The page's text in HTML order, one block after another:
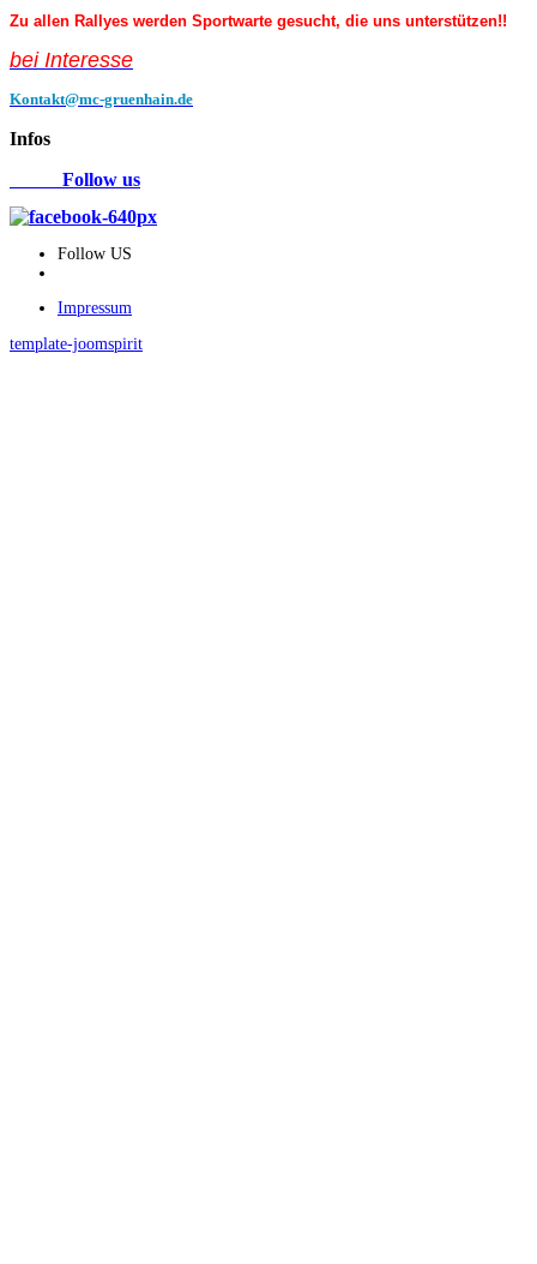
Zu allen Rallyes werden Sportwarte gesucht, die uns unterstützen!!
bei Interesse
Kontakt@mc-gruenhain.de
Infos
Follow us
Follow US
Impressum
template-joomspirit